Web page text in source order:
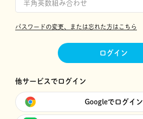
パスワードの変更、または忘れた方はこちら
ログイン
他サービスでログイン
Googleでログイン